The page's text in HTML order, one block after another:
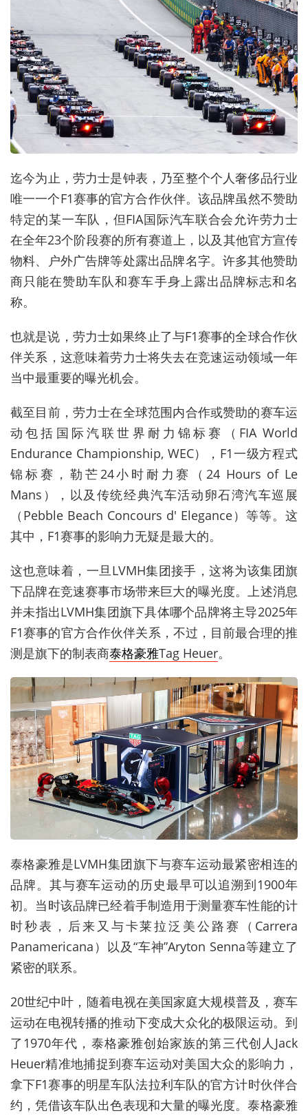
迄今为止，劳力士是钟表，乃至整个个人奢侈品行业
唯一一个F1赛事的官方合作伙伴。该品牌虽然不赞助
特定的某一车队，但FIA国际汽车联合会允许劳力士
在全年23个阶段赛的所有赛道上，以及其他官方宣传
物料、户外广告牌等处露出品牌名字。许多其他赞助
商只能在赞助车队和赛车手身上露出品牌标志和名
称。
也就是说，劳力士如果终止了与F1赛事的全球合作伙
伴关系，这意味着劳力士将失去在竞速运动领域一年
当中最重要的曝光机会。
截至目前，劳力士在全球范围内合作或赞助的赛车运
动包括国际汽联世界耐力锦标赛（ FIA World
Endurance Championship, WEC）， F1一级方程式
锦标赛，勒芒24小时耐力赛（ 24 Hours of Le
Mans ），以及传统经典汽车活动卵石湾汽车巡展
（ Pebble Beach Concours d' Elegance）等等。这
其中， F1赛事的影响力无疑是最大的。
这也意味着，一旦LVMH集团接手，这将为该集团旗
下品牌在竞速赛事市场带来巨大的曝光度。上述消息
并未指出LVMH集团旗下具体哪个品牌将主导2025年
F1赛事的官方合作伙伴关系，不过，目前最合理的推
测是旗下的制表商泰格豪雅Tag Heuer。
泰格豪雅是LVMH集团旗下与赛车运动最紧密相连的
品牌。其与赛车运动的历史最早可以追溯到1900年
初。当时该品牌已经着手制造用于测量赛车性能的计
时秒表，后来又与卡莱拉泛美公路赛（ Carrera
Panamericana ）以及“车神”Aryton Senna等建立了
紧密的联系。
20世纪中叶，随着电视在美国家庭大规模普及，赛车
运动在电视转播的推动下变成大众化的极限运动。到
了 1970年代，泰格豪雅创始家族的第三代创人 Jack
Heuer精准地捕捉到赛车运动对美国大众的影响力，
拿下F1赛事的明星车队法拉利车队的官方计时伙伴合
约，凭借该车队出色表现和大量的曝光度。泰格豪雅